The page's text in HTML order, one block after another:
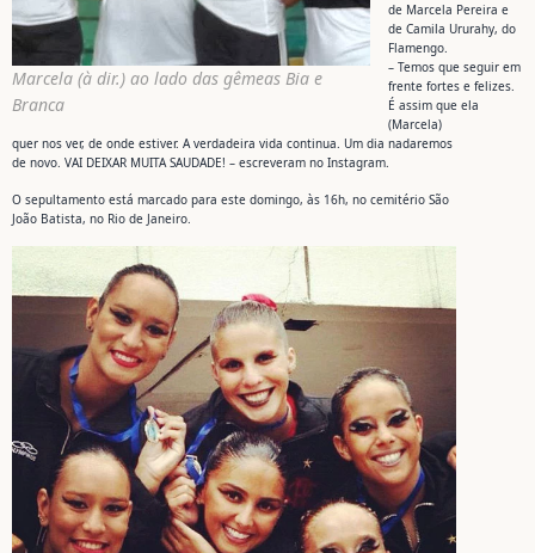
Marcela (à dir.) ao lado das gêmeas Bia e
Branca
de Marcela Pereira e
de Camila Ururahy, do
Flamengo.
– Temos que seguir em
frente fortes e felizes.
É assim que ela
(Marcela)
quer nos ver, de onde estiver. A verdadeira vida continua. Um dia nadaremos
de novo. VAI DEIXAR MUITA SAUDADE! – escreveram no Instagram.
O sepultamento está marcado para este domingo, às 16h, no cemitério São
João Batista, no Rio de Janeiro.